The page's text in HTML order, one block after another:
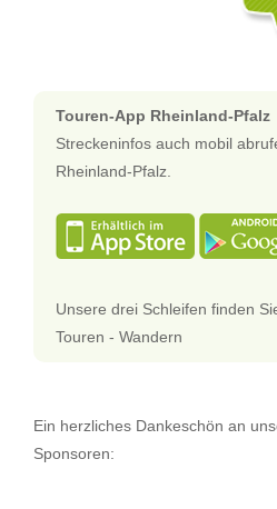
Touren-App Rheinland-Pfalz
Streckeninfos auch mobil
Rheinland-Pfalz.
Unsere drei Schleifen finden
Touren - Wandern
Ein herzliches Dankeschön an
Sponsoren: